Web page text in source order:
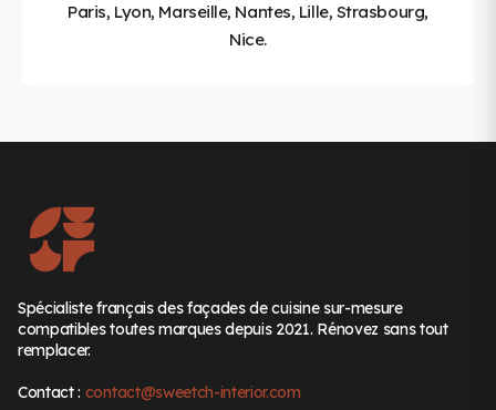
Paris, Lyon, Marseille, Nantes, Lille, Strasbourg,
Nice.
Spécialiste français des façades de cuisine sur-mesure
compatibles toutes marques depuis 2021. Rénovez sans tout
remplacer.
Contact : contact@sweetch-interior.com